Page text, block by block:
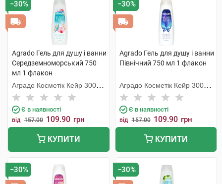
−30%
Agrado Гель для душу і ванни
Середземноморський 750
мл 1 флакон
Аградо Косметік Кейр 3000
С.Л.У.
Є в наявності
від 157.00 109.90 грн
КУПИТИ
−30%
Agrado Гель для душу і ванни
Північний 750 мл 1 флакон
Аградо Косметік Кейр 3000
С.Л.У.
Є в наявності
від 157.00 109.90 грн
КУПИТИ
−30% −30%